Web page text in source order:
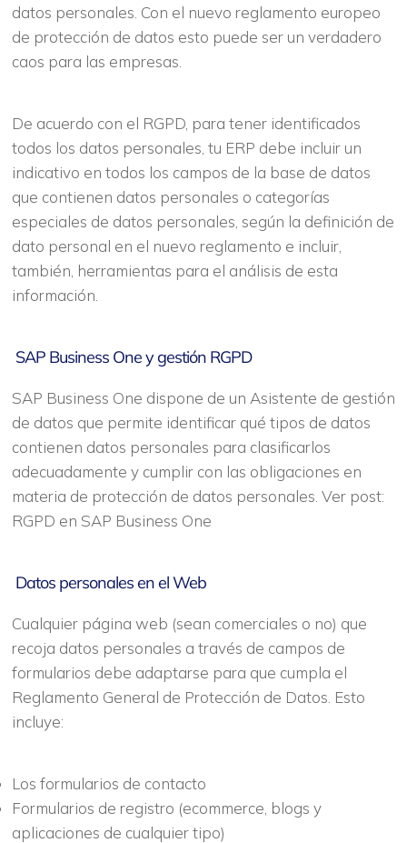
datos personales. Con el nuevo reglamento europeo
de protección de datos esto puede ser un verdadero
caos para las empresas.
De acuerdo con el RGPD, para tener identificados
todos los datos personales, tu ERP debe incluir un
indicativo en todos los campos de la base de datos
que contienen datos personales o categorías
especiales de datos personales, según la definición de
dato personal en el nuevo reglamento e incluir,
también, herramientas para el análisis de esta
información.
SAP Business One y gestión RGPD
SAP Business One dispone de un Asistente de gestión
de datos que permite identificar qué tipos de datos
contienen datos personales para clasificarlos
adecuadamente y cumplir con las obligaciones en
materia de protección de datos personales. Ver post:
RGPD en SAP Business One
Datos personales en el Web
Cualquier página web (sean comerciales o no) que
recoja datos personales a través de campos de
formularios debe adaptarse para que cumpla el
Reglamento General de Protección de Datos. Esto
incluye:
Los formularios de contacto
Formularios de registro (ecommerce, blogs y
aplicaciones de cualquier tipo)